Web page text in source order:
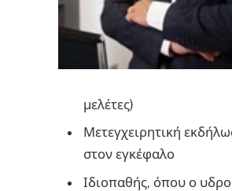
μελέτες)
Μετεγχειρητική
στον εγκέφαλο
Ιδιοπαθής, όπου ο